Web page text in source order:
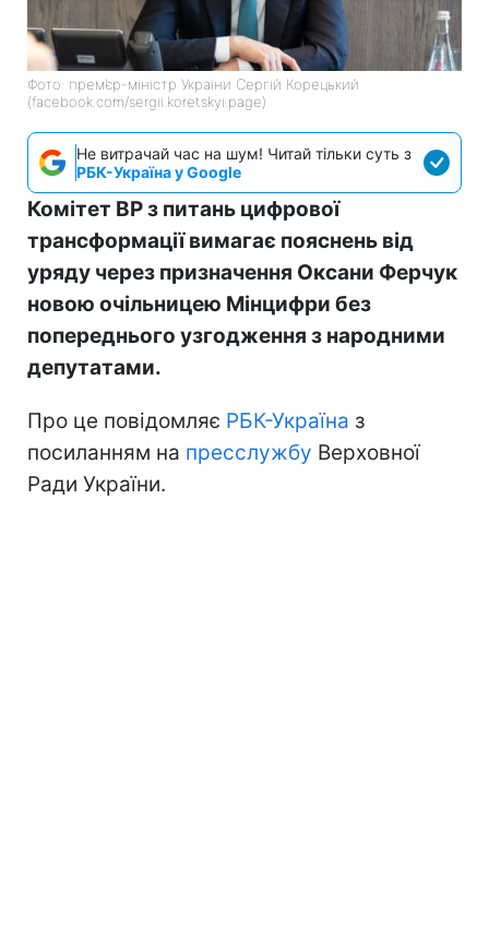
Фото: прем’єр-міністр України Сергій Корецький
(facebook.com/sergii.koretskyi.page)
Не витрачай час на шум! Читай тільки суть з
РБК-Україна у Google
Комітет ВР з питань цифрової
трансформації вимагає пояснень від
уряду через призначення Оксани Ферчук
новою очільницею Мінцифри без
попереднього узгодження з народними
депутатами.
Про це повідомляє РБК-Україна з
посиланням на пресслужбу Верховної
Ради України.